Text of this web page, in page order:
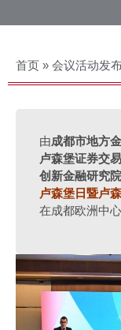
首页 » 会议活动发
由成都市地方
卢森堡证券交
创新金融研究院
卢森堡日暨卢
在成都欧洲中